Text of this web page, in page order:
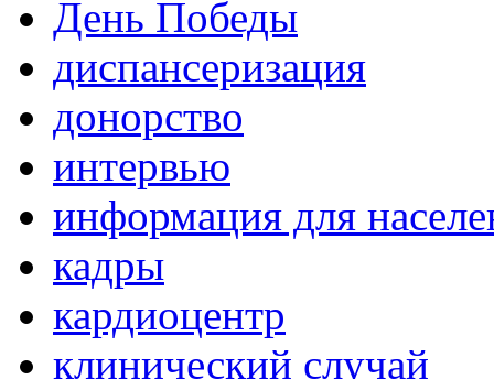
День Победы
диспансеризация
донорство
интервью
информация для
кадры
кардиоцентр
клинический случай